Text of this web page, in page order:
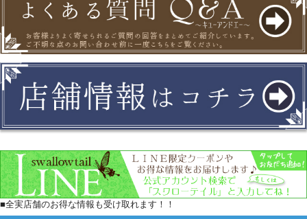
■全実店舗のお得な情報も受け取れます！！